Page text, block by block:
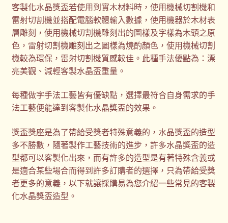
客製化水晶獎盃若使用到實木材料時，使用機械切割機和
雷射切割機並搭配電腦軟體輸入數據，使用機器於木材表
層雕刻，使用機械切割機雕刻出的圖樣及字樣為木頭之原
色，雷射切割機雕刻出之圖樣為燒酌顏色，使用機械切割
機較為環保，雷射切割機質感較佳。此種手法優點為：漂
亮美觀、減輕客製水晶盃重量。
每種做字手法工藝皆有優缺點，選擇最符合自身需求的手
法工藝便能達到客製化水晶獎盃的效果。
獎盃獎座是為了帶給受獎者特殊意義的，水晶獎盃的造型
多不勝數，隨著製作工藝技術的進步，許多水晶獎盃的造
型都可以客製化出來，而有許多的造型是有著特殊含義或
是適合某些場合而得到許多訂購者的選擇，只為帶給受獎
者更多的意義，以下就讓採購易為您介紹一些常見的客製
化水晶獎盃造型。